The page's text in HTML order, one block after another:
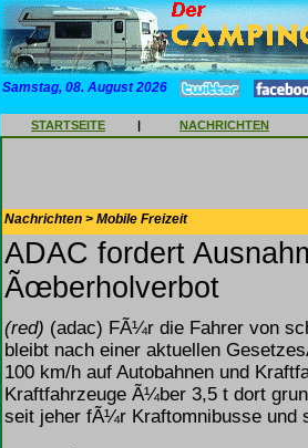
Samstag, 08. August 2026
STARTSEITE | NACHRICHTEN
Nachrichten > Mobile Freizeit
ADAC fordert
Ãœberholverbot
(red) (adac) FÃ¼r die Fahrer von
bleibt nach einer aktuellen
100 km/h auf Autobahnen und
Kraftfahrzeuge Ã¼ber 3,5 t dort
seit jeher fÃ¼r Kraftomnibusse und